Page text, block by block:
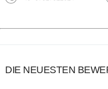
DIE NEUESTEN